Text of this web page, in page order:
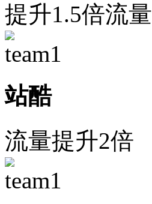
提升1.5倍流量
站酷
流量提升2倍